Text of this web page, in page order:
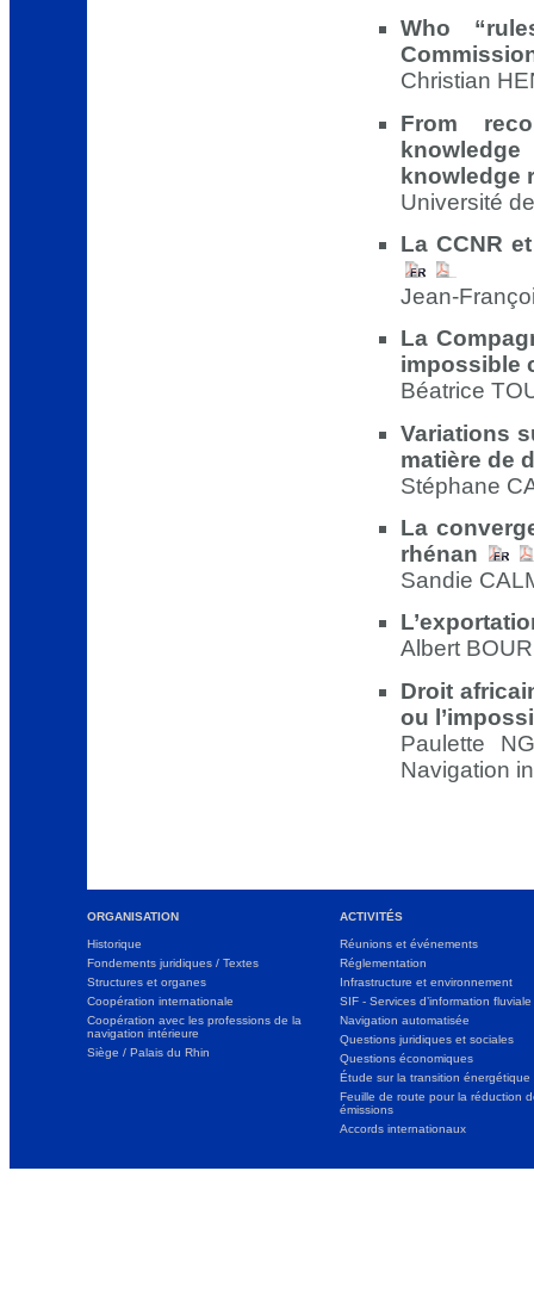
Who
Christian
From
knowledge
Université
La CCNR
Jean-
La
impossible
Béatrice
Variations
matière de
Stéphane
La
rhénan
Sandie
Albert
Droit
ou
Paulette
Navigation
ORGANISATION
Historique
Fondements juridiques / Textes
Structures et organes
Coopération internationale
Coopération avec les professions de la
navigation intérieure
Siège / Palais du Rhin
ACTIVITÉS
Réunions et événements
Réglementation
Infrastructure et environnement
SIF - Services d’information fluviale
Navigation automatisée
Questions juridiques et sociales
Questions économiques
Étude sur la transition énergétique
Feuille de route pour la réduction
émissions
Accords internationaux